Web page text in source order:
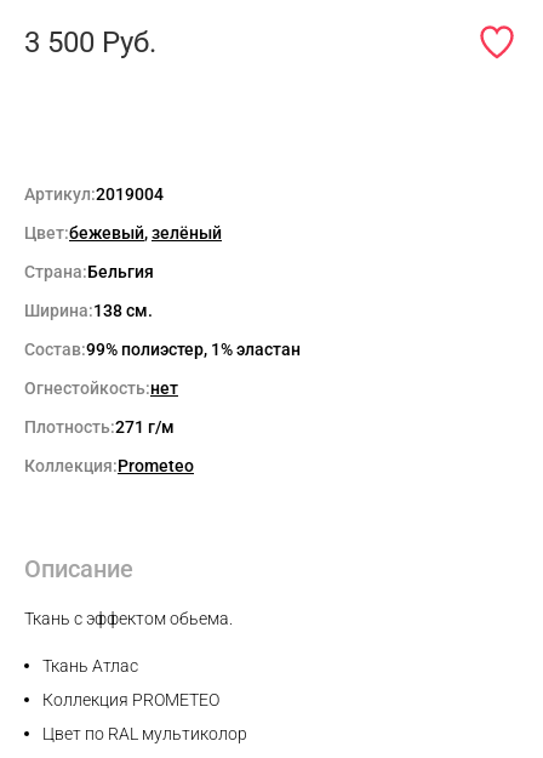
3 500 Руб.
Артикул:2019004
Цвет:бежевый,зелёный
Страна:Бельгия
Ширина:138 см.
Состав:99% полиэстер, 1% эластан
Огнестойкость:нет
Плотность:271 г/м
Коллекция:Prometeo
Описание
Ткань с эффектом обьема.
Ткань Атлас
Коллекция PROMETEO
Цвет по RAL мультиколор
WhatsApp